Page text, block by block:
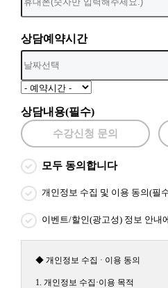
상담예약시간
상담내용(필수)
수강신청 문의
모두 동의합니다
개인정보 수집 및 이용 동의(필
이벤트/할인(광고성) 정보 안내
◆ 개인정보 수집 · 이용 동의
1. 개인정보 수집·이용 목적